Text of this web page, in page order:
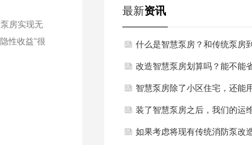
房实现无
性收益”很
最新资讯
什么是智慧泵房？和传统泵房
底有什么不同？
改造智慧泵房划算吗？能不能
下钱？
智慧泵房除了小区住宅，还能
在哪些地方？
装了智慧泵房之后，我们的运
工作会变复杂吗？
如果考虑将现有传统消防泵改